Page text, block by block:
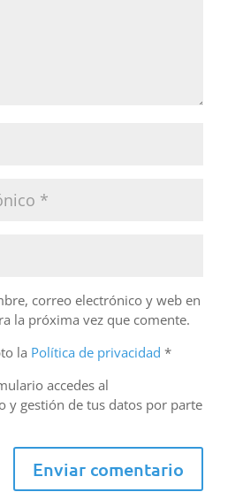
correo electrónico y web en
la próxima vez que comente.
la Política de privacidad *
accedes al
y gestión de tus datos por parte